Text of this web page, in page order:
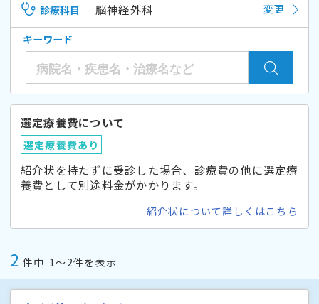
診療科目 脳神経外科 変更
キーワード
選定療養費について
選定療養費あり
紹介状を持たずに受診した場合、診療費の他に選定療
養費として別途料金がかかります。
紹介状について詳しくはこちら
2 件中 1〜2件を表示